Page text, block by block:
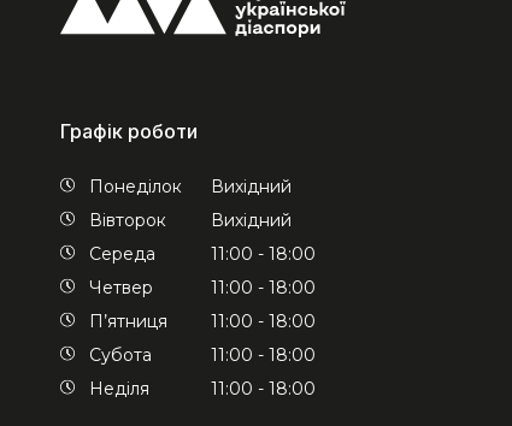
Графік роботи
Понеділок
Вівторок
Середа
Четвер
П’ятниця
Субота
Неділя
Вихідний
Вихідний
11:00 - 18:00
11:00 - 18:00
11:00 - 18:00
11:00 - 18:00
11:00 - 18:00